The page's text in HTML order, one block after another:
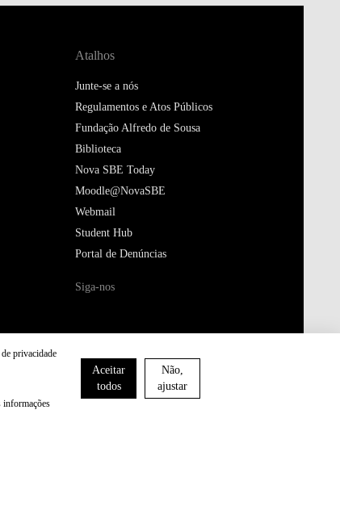
Atalhos
Junte-se a nós
Regulamentos e Atos Públicos
Fundação Alfredo de Sousa
Biblioteca
Nova SBE Today
Moodle@NovaSBE
Webmail
Student Hub
Portal de Denúncias
Siga-nos
privacidade
informações
Aceitar
todos
Não,
ajustar